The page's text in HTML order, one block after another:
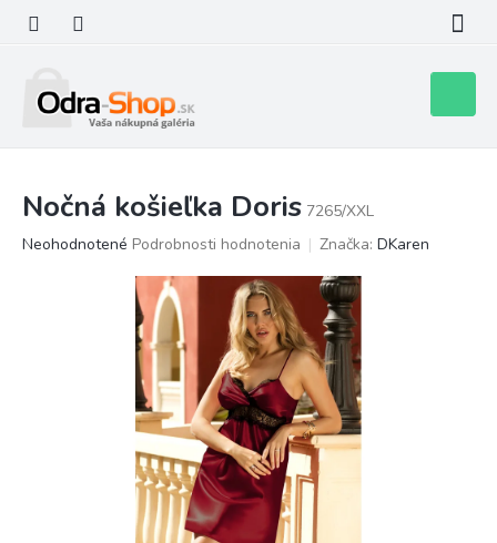
obsah
košík
Nočná košieľka Doris 7265/XXL
Priemerné
Neohodnotené Podrobnosti hodnotenia Značka: DKaren